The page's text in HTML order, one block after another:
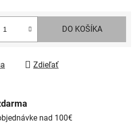
DO KOŠÍKA
Zdieľať
nad 100€